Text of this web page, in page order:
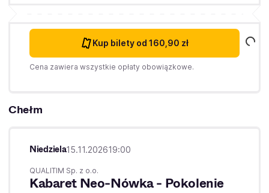
Kup bilety od 160,90 zł
Cena zawiera wszystkie opłaty obowiązkowe.
Chełm
Niedziela15.11.202619:00
QUALITIM Sp. z o.o.
Kabaret Neo-Nówka - Pokolenie